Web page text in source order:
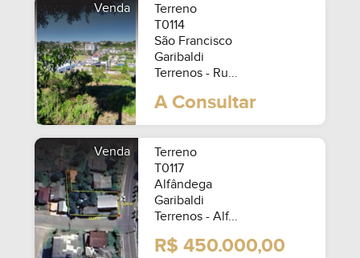
Venda
Terreno
T0114
São Francisco
Garibaldi
Terrenos - Ru...
A Consultar
Venda
Terreno
T0117
Alfândega
Garibaldi
Terrenos - Alf...
R$ 450.000,00